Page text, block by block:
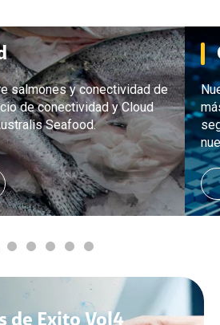
salmones y conectividad de
de conectividad y Cloud
Seafood.
de Exito Vol4